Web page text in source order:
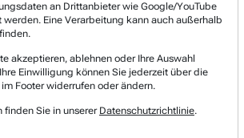
Trading-Sektionen
in schwachem Branchenum...
Deere Watchlist
in
Branchenumfeld:
an Drittanbieter wie Google/YouTube
Eine Verarbeitung kann auch außerhalb
akzeptieren, ablehnen oder Ihre Auswahl
Einwilligung können Sie jederzeit über die
im Footer widerrufen oder ändern.
finden Sie in unserer Datenschutzrichtlinie.